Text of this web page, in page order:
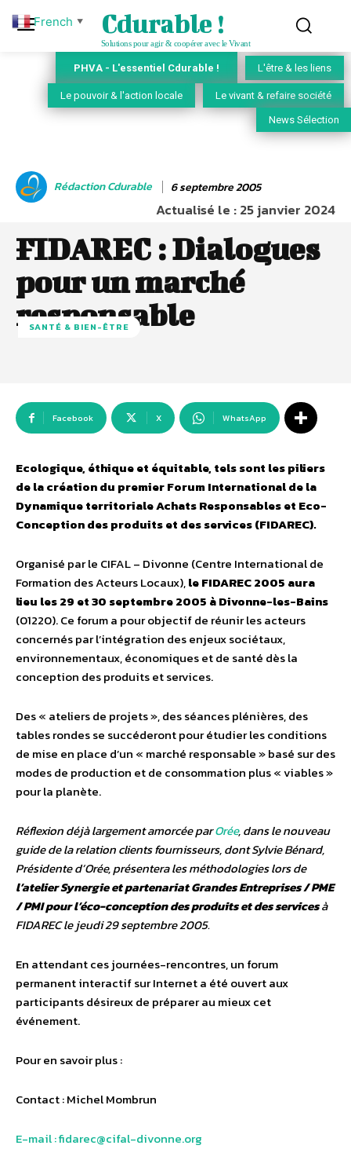
Cdurable !
Solutions pour agir & coopérer avec le Vivant
PHVA - L'essentiel Cdurable ! L'être & les liens
Le pouvoir & l'action locale Le vivant & refaire société
News Sélection
Rédaction Cdurable 6 septembre 2005
Actualisé le :25 janvier 2024
FIDAREC : Dialogues
pour un marché
responsable
SANTÉ & BIEN-ÊTRE
Facebook X WhatsApp
Ecologique, éthique et équitable, tels sont les piliers
de la création du premier Forum International de la
Dynamique territoriale Achats Responsables et Eco-
Conception des produits et des services (FIDAREC).
Organisé par le CIFAL – Divonne (Centre International de
Formation des Acteurs Locaux),le FIDAREC 2005 aura
lieu les 29 et 30 septembre 2005 à Divonne-les-Bains
(01220). Ce forum a pour objectif de réunir les acteurs
concernés par l’intégration des enjeux sociétaux,
environnementaux, économiques et de santé dès la
conception des produits et services.
Des « ateliers de projets », des séances plénières, des
tables rondes se succéderont pour étudier les conditions
de mise en place d’un « marché responsable » basé sur des
modes de production et de consommation plus « viables »
pour la planète.
Réflexion déjà largement amorcée parOrée, dans le nouveau
guide de la relation clients fournisseurs, dont Sylvie Bénard,
Présidente d’Orée, présentera les méthodologies lors de
l’atelier Synergie et partenariat Grandes Entreprises / PME
/ PMI pour l’éco-conception des produits et des servicesà
FIDAREC le jeudi 29 septembre 2005.
En attendant ces journées-rencontres, un forum
permanent interactif sur Internet a été ouvert aux
participants désireux de préparer au mieux cet
événement.
Pour en savoir plus :
Contact : Michel Mombrun
E-mail : fidarec@cifal-divonne.org
French ▼